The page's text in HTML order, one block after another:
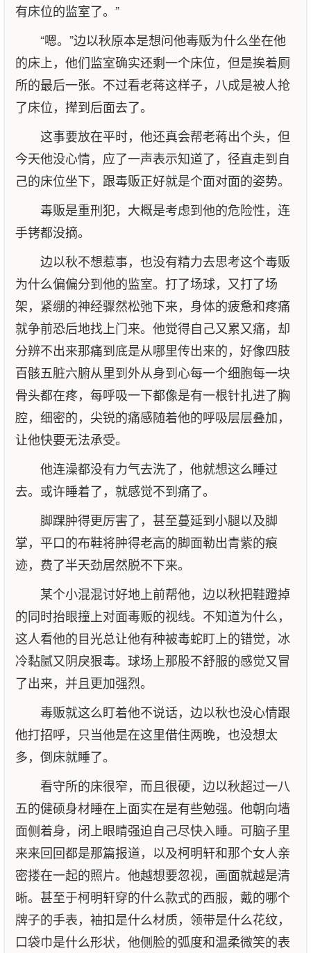
有床位的监室了。”
“嗯。”边以秋原本是想问他毒贩为什么坐在他
的床上，他们监室确实还剩一个床位，但是挨着厕
所的最后一张。不过看老蒋这样子，八成是被人抢
了床位，撵到后面去了。
这事要放在平时，他还真会帮老蒋出个头，但
今天他没心情，应了一声表示知道了，径直走到自
己的床位坐下，跟毒贩正好就是个面对面的姿势。
毒贩是重刑犯，大概是考虑到他的危险性，连
手铐都没摘。
边以秋不想惹事，也没有精力去思考这个毒贩
为什么偏偏分到他的监室。打了场球，又打了场
架，紧绷的神经骤然松弛下来，身体的疲惫和疼痛
就争前恐后地找上门来。他觉得自己又累又痛，却
分辨不出来那痛到底是从哪里传出来的，好像四肢
百骸五脏六腑从里到外从身到心每一个细胞每一块
骨头都在疼，每呼吸一下都像是有一根针扎进了胸
腔，细密的，尖锐的痛感随着他的呼吸层层叠加，
让他快要无法承受。
他连澡都没有力气去洗了，他就想这么睡过
去。或许睡着了，就感觉不到痛了。
脚踝肿得更厉害了，甚至蔓延到小腿以及脚
掌，平口的布鞋将肿得老高的脚面勒出青紫的痕
迹，费了半天劲居然脱不下来。
某个小混混讨好地上前帮他，边以秋把鞋蹬掉
的同时抬眼撞上对面毒贩的视线。不知道为什么，
这人看他的目光总让他有种被毒蛇盯上的错觉，冰
冷黏腻又阴戾狠毒。球场上那股不舒服的感觉又冒
了出来，并且更加强烈。
毒贩就这么盯着他不说话，边以秋也没心情跟
他打招呼，只当他是在这里借住两晚，也没想太
多，倒床就睡了。
看守所的床很窄，而且很硬，边以秋超过一八
五的健硕身材睡在上面实在是有些勉强。他朝向墙
面侧着身，闭上眼睛强迫自己尽快入睡。可脑子里
来来回回都是那篇报道，以及柯明轩和那个女人亲
密搂在一起的照片。他越想要忽视，画面就越是清
晰。甚至于柯明轩穿的什么款式的西服，戴的哪个
牌子的手表，袖扣是什么材质，领带是什么花纹，
口袋巾是什么形状，他侧脸的弧度和温柔微笑的表